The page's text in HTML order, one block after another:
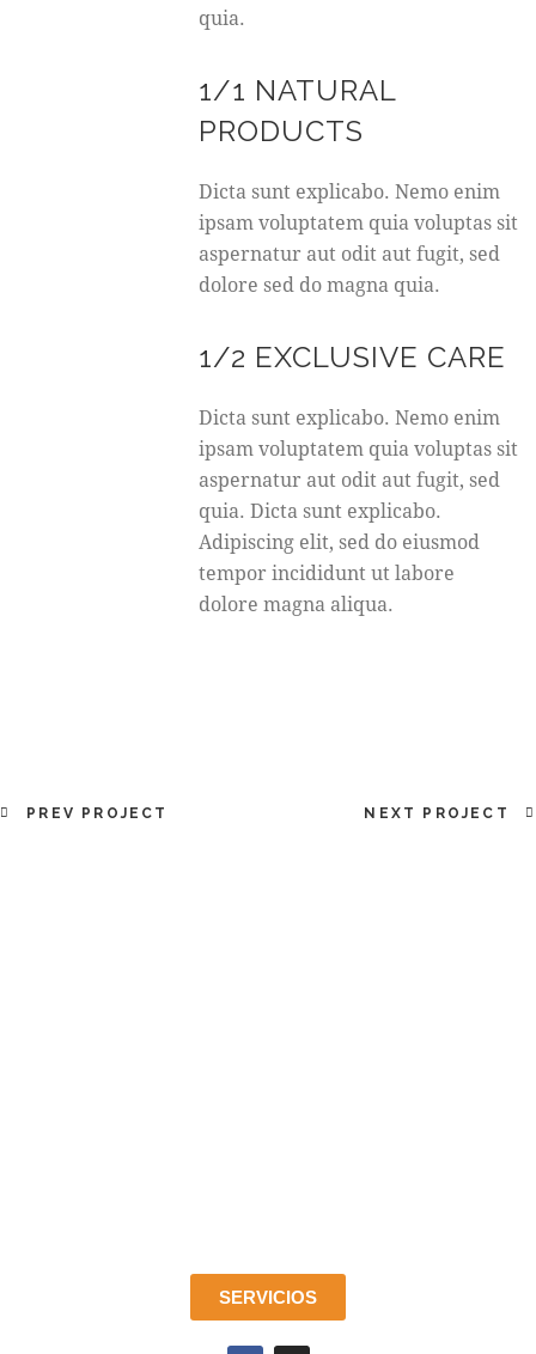
quia.
1/1 NATURAL
PRODUCTS
Dicta sunt explicabo. Nemo enim
ipsam voluptatem quia voluptas sit
aspernatur aut odit aut fugit, sed
dolore sed do magna quia.
1/2 EXCLUSIVE CARE
Dicta sunt explicabo. Nemo enim
ipsam voluptatem quia voluptas sit
aspernatur aut odit aut fugit, sed
quia. Dicta sunt explicabo.
Adipiscing elit, sed do eiusmod
tempor incididunt ut labore
dolore magna aliqua.
PREV PROJECT NEXT PROJECT
SERVICIOS